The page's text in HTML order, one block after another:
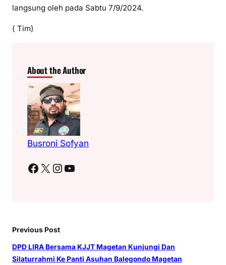
langsung oleh pada Sabtu 7/9/2024.
( Tim)
About the Author
Busroni Sofyan
Facebook X Instagram YouTube
Previous Post
DPD LIRA Bersama KJJT Magetan Kunjungi Dan
Silaturrahmi Ke Panti Asuhan Balegondo Magetan